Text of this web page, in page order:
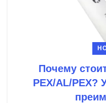
Почему
PEX/AL/PEX?